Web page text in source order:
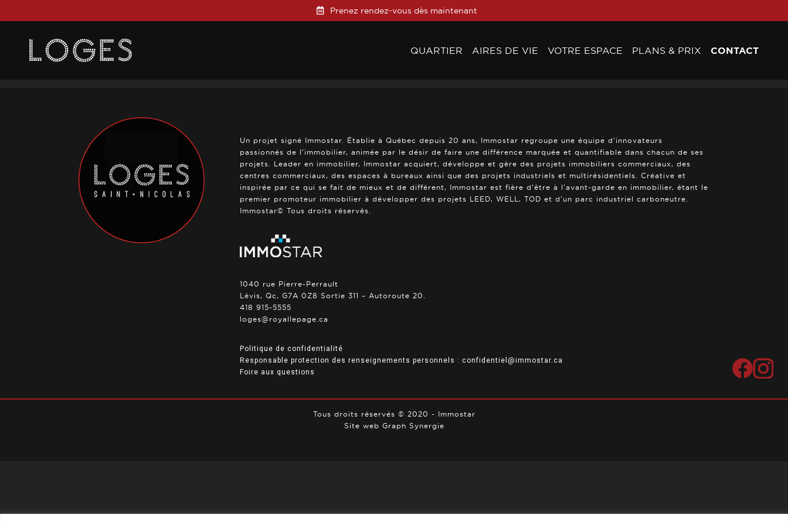
Prenez rendez-vous dès maintenant
QUARTIER AIRES DE VIE VOTRE ESPACE PLANS & PRIX CONTACT
23 janvier 2025 0 Comments
Un projet signé Immostar. Établie à Québec depuis 20 ans, Immostar regroupe une équipe d’innovateurs
passionnés de l’immobilier, animée par le désir de faire une différence marquée et quantifiable dans chacun de ses
projets. Leader en immobilier, Immostar acquiert, développe et gère des projets immobiliers commerciaux, des
centres commerciaux, des espaces à bureaux ainsi que des projets industriels et multirésidentiels. Créative et
inspirée par ce qui se fait de mieux et de différent, Immostar est fière d’être à l’avant-garde en immobilier, étant le
premier promoteur immobilier à développer des projets LEED, WELL, TOD et d’un parc industriel carboneutre.
Immostar© Tous droits réservés.
1040 rue Pierre-Perrault
Lévis, Qc, G7A 0Z8 Sortie 311 – Autoroute 20.
418 915-5555
loges@royallepage.ca
Politique de confidentialité
Responsable protection des renseignements personnels :confidentiel@immostar.ca
Foire aux questions
Tous droits réservés © 2020 - Immostar
Site web Graph Synergie